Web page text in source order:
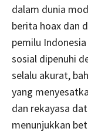
dalam dunia
berita hoax dan
pemilu
sosial dipenuhi
selalu akurat,
yang
dan rekayasa
menunjukkan